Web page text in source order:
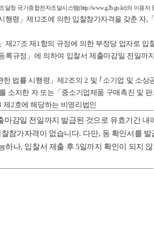
달청 국가종합전자조달시스템(http://www.g2b.go.kr)의 이용자
행령 」제 12조에 의한 입찰참가자격을 갖춘 자, 「
」제 27조 제 1항의 규정에 의한 부정당 업자로 입
록규정 」 에 의하여 입찰서 제출마감일 전일까
한 법률 시행령 」제 2조의 2 및 ｢ 소기업 및 소상
소지한 자 또는 「 중소기업제품 구매촉진 및
제 2호에 해당하는 비영리법인
마감일 전일까지 발급된 것으로 유효기간 내
참가자격이 없습니다. 다만, 동 확인서를 발
하나, 입찰서 제출 후 5일까지 확인이 되지